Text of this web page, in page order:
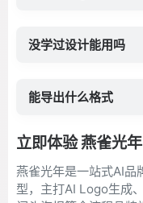
没学过设计能用吗
能导出什么格式
立即体验 燕雀光年
燕雀光年是一站式AI品
型，主打AI Logo生成